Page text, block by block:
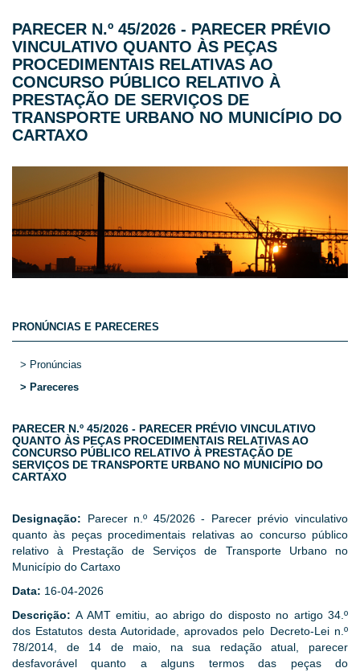
PARECER N.º 45/2026 - PARECER PRÉVIO
VINCULATIVO QUANTO ÀS PEÇAS
PROCEDIMENTAIS RELATIVAS AO
CONCURSO PÚBLICO RELATIVO À
PRESTAÇÃO DE SERVIÇOS DE
TRANSPORTE URBANO NO MUNICÍPIO DO
CARTAXO
PRONÚNCIAS E PARECERES
> Pronúncias
> Pareceres
PARECER N.º 45/2026 - PARECER PRÉVIO VINCULATIVO
QUANTO ÀS PEÇAS PROCEDIMENTAIS RELATIVAS AO
CONCURSO PÚBLICO RELATIVO À PRESTAÇÃO DE
SERVIÇOS DE TRANSPORTE URBANO NO MUNICÍPIO DO
CARTAXO
Designação: Parecer n.º 45/2026 - Parecer prévio vinculativo
quanto às peças procedimentais relativas ao concurso público
relativo à Prestação de Serviços de Transporte Urbano no
Município do Cartaxo
Data: 16-04-2026
Descrição:A AMT emitiu, ao abrigo do disposto no artigo 34.º
dos Estatutos desta Autoridade, aprovados pelo Decreto-Lei n.º
78/2014, de 14 de maio, na sua redação atual, parecer
desfavorável quanto a alguns termos das peças do